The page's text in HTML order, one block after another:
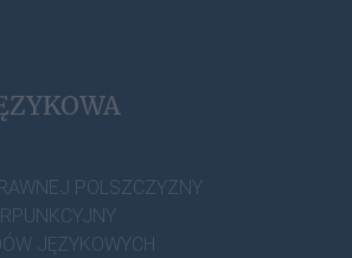
POLSZCZYZNY
JĘZYKOWYCH